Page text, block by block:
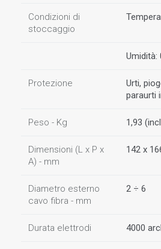
Condizioni di
stoccaggio
Umidità:
Protezione
Urti,
paraurti
Peso - Kg 1,93
Dimensioni (L x P x
A) - mm
142 x
Diametro esterno
cavo fibra - mm
2 ÷ 6
Durata elettrodi 4000